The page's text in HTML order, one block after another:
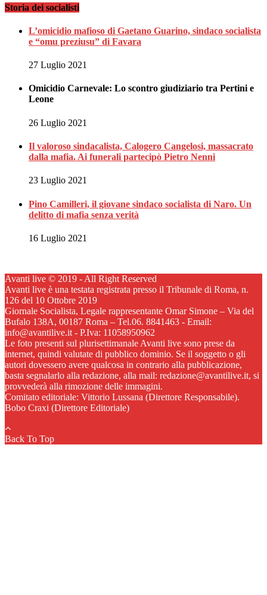
Storia dei socialisti
L’omicidio mafioso di Gaetano Guarino, sindaco socialista
e “omu preziusu” di Favara
27 Luglio 2021
Omicidio Carnevale: Lo scontro giudiziario tra Pertini e
Leone
26 Luglio 2021
Il valoroso sindacalista, Calogero Cangelosi, massacrato
dalla mafia. Ai funerali partecipò Pietro Nenni
23 Luglio 2021
Pino Camilleri, il giovane sindaco socialista di Naro. Un
delitto di mafia senza verità
16 Luglio 2021
Avanti live © 2019 - All Right Reserved
Avanti live è una testata registrata presso il Tribunale di Roma, n.
126 del 10 Ottobre 2019
Giornale Socialista, Legale rappresentante Omar Simone – Via del
Bufalo 138A, 00187 Roma – Tel.06. 8841463 - Email:
info@avantilive.it - P.Iva: 11058950962
Le foto presenti sul plurisettimanale Avanti live sono prese da
internet, quindi valutate di pubblico dominio. Se il soggetto o gli
autori dovessero avere qualcosa in contrario alla pubblicazione,
basta segnalarlo alla redazione, alla mail: redazione@avantilive.it, si
provvederà alla rimozione delle immagini.
Comitato editoriale: Vittorio Lussana (Direttore Responsabile).
Bobo Craxi (Direttore Editoriale)
Back To Top